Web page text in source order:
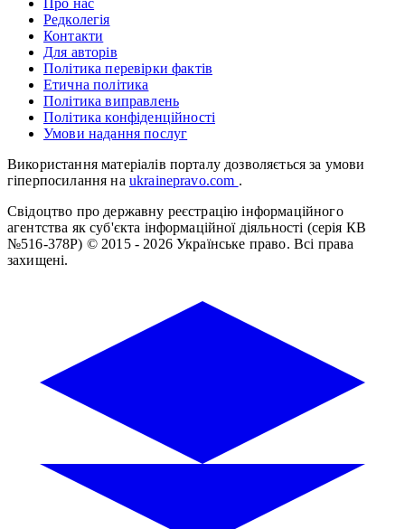
Редколегія
Контакти
Для авторів
Політика перевірки фактів
Етична політика
Політика виправлень
Політика конфіденційності
Умови надання послуг
Використання матеріалів порталу дозволяється за умови
гіперпосилання на ukrainepravo.com .
Свідоцтво про державну реєстрацію інформаційного
агентства як суб'єкта інформаційної діяльності (серія КВ
№516-378Р) © 2015 - 2026 Українське право. Всі права
захищені.